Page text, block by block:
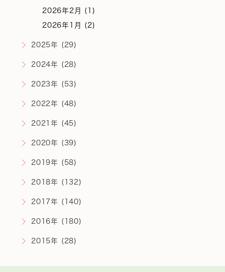
2026年2月 (1)
2026年1月 (2)
2025年 (29)
2024年 (28)
2023年 (53)
2022年 (48)
2021年 (45)
2020年 (39)
2019年 (58)
2018年 (132)
2017年 (140)
2016年 (180)
2015年 (28)